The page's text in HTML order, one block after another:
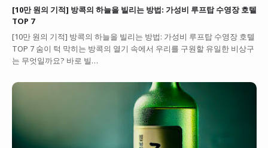
[10만 원의 기적] 방콕의 하늘을 빌리는 방법: 가성비 루프탑 수영장 호텔
TOP 7
[10만 원의 기적] 방콕의 하늘을 빌리는 방법: 가성비 루프탑 수영장 호텔
TOP 7 숨이 턱 막히는 방콕의 열기 속에서 우리를 구원할 유일한 비상구
는 무엇일까요? 바로 빌…